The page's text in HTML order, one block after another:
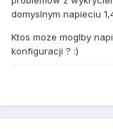
domyslnym napieciu
Ktos moze moglby
konfiguracji ? :)